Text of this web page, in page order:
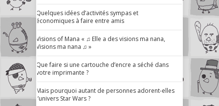
Quelques idées d’activités sympas et
économiques à faire entre amis
Visions of Mana « ♫ Elle a des visions ma nana,
Visions ma nana ♫ »
Que faire si une cartouche d’encre a séché dans
votre imprimante ?
Mais pourquoi autant de personnes adorent-elles
l’univers Star Wars ?